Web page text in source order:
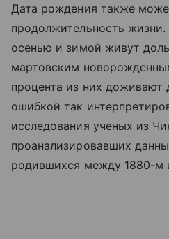
Дата рождения также
продолжительность
осенью и зимой живут
мартовским
процента из них доживают
ошибкой так
исследования ученых из
проанализировавших
родившихся между 1880-м